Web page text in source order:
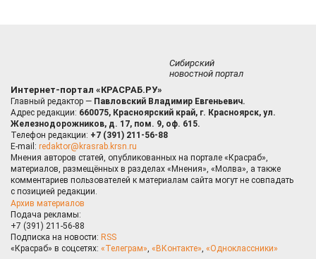
Сибирский
новостной портал
Интернет-портал «КРАСРАБ.РУ»
Главный редактор — Павловский Владимир Евгеньевич.
Адрес редакции: 660075, Красноярский край, г. Красноярск, ул.
Железнодорожников, д. 17, пом. 9, оф. 615.
Телефон редакции: +7 (391) 211-56-88
E-mail: redaktor@krasrab.krsn.ru
Мнения авторов статей, опубликованных на портале «Красраб»,
материалов, размещённых в разделах «Мнения», «Молва», а также
комментариев пользователей к материалам сайта могут не совпадать
с позицией редакции.
Архив материалов
Подача рекламы:
+7 (391) 211-56-88
Подписка на новости: RSS
«Красраб» в соцсетях: «Телеграм», «ВКонтакте», «Одноклассники»